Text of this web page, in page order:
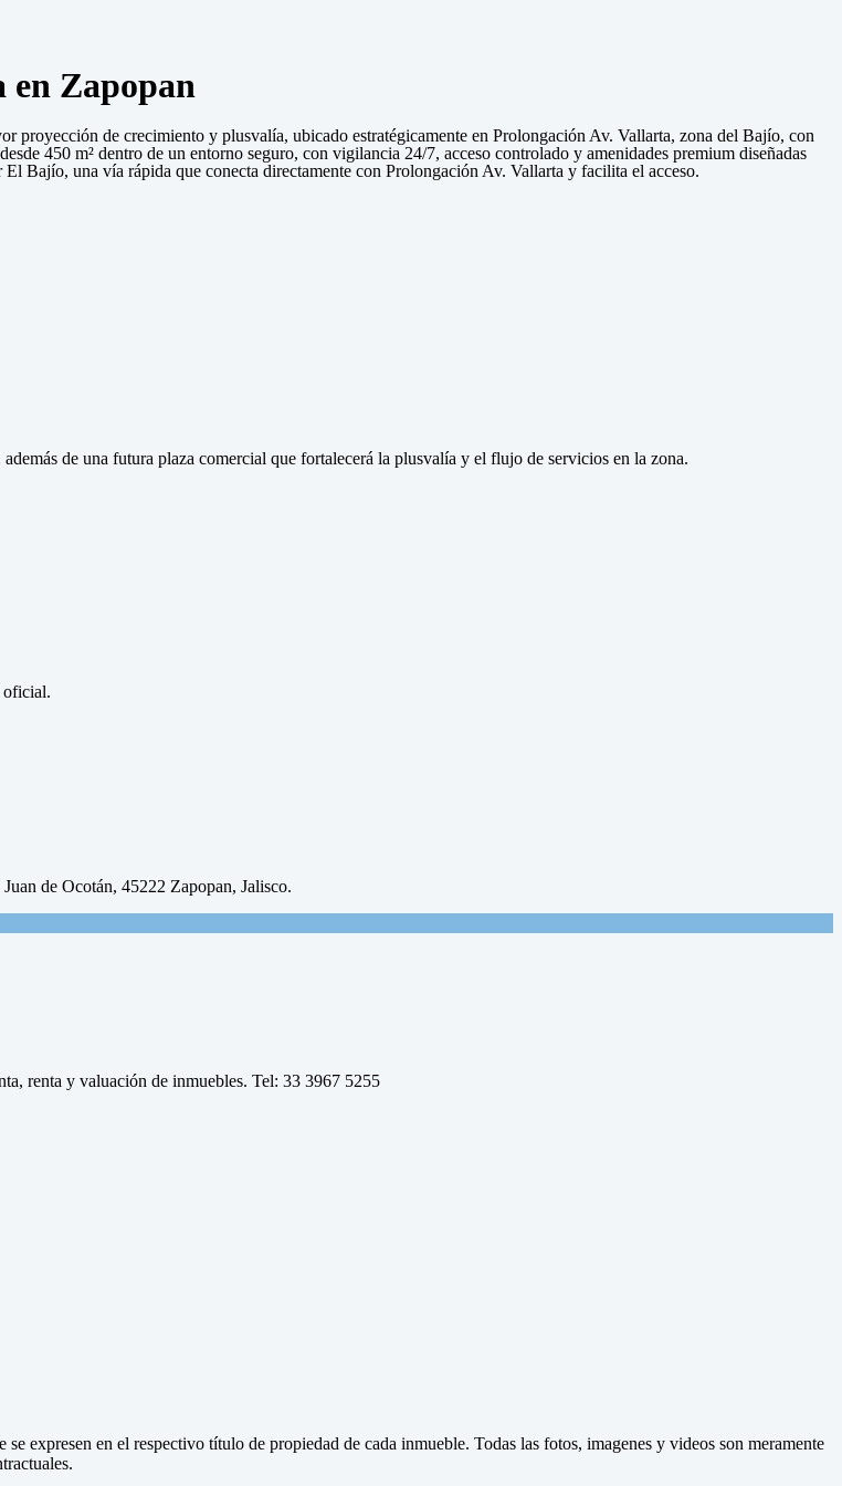
en Zapopan
proyección de crecimiento y plusvalía, ubicado estratégicamente en Prolongación Av. Vallarta, zona del Bajío, con
450 m² dentro de un entorno seguro, con vigilancia 24/7, acceso controlado y amenidades premium diseñadas
Bajío, una vía rápida que conecta directamente con Prolongación Av. Vallarta y facilita el acceso.
de una futura plaza comercial que fortalecerá la plusvalía y el flujo de servicios en la zona.
oficial.
de Ocotán, 45222 Zapopan, Jalisco.
renta y valuación de inmuebles. Tel: 33 3967 5255
expresen en el respectivo título de propiedad de cada inmueble. Todas las fotos, imagenes y videos son meramente